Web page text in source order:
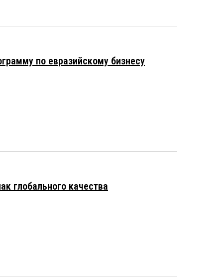
по евразийскому бизнесу
глобального качества